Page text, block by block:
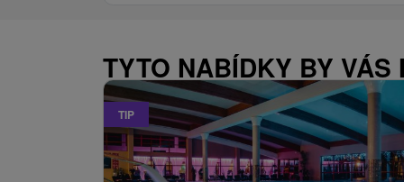
TYTO NABÍDKY BY VÁS
TIP